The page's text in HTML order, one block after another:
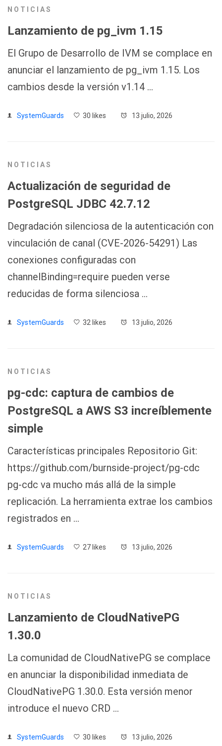
NOTICIAS
Lanzamiento de pg_ivm 1.15
El Grupo de Desarrollo de IVM se complace en
anunciar el lanzamiento de pg_ivm 1.15. Los
cambios desde la versión v1.14 …
SystemGuards 30 likes 13 julio, 2026
NOTICIAS
Actualización de seguridad de
PostgreSQL JDBC 42.7.12
Degradación silenciosa de la autenticación con
vinculación de canal (CVE-2026-54291) Las
conexiones configuradas con
channelBinding=require pueden verse
reducidas de forma silenciosa …
SystemGuards 32 likes 13 julio, 2026
NOTICIAS
pg-cdc: captura de cambios de
PostgreSQL a AWS S3 increíblemente
simple
Características principales Repositorio Git:
https://github.com/burnside-project/pg-cdc
pg-cdc va mucho más allá de la simple
replicación. La herramienta extrae los cambios
registrados en …
SystemGuards 27 likes 13 julio, 2026
NOTICIAS
Lanzamiento de CloudNativePG
1.30.0
La comunidad de CloudNativePG se complace
en anunciar la disponibilidad inmediata de
CloudNativePG 1.30.0. Esta versión menor
introduce el nuevo CRD …
SystemGuards 30 likes 13 julio, 2026